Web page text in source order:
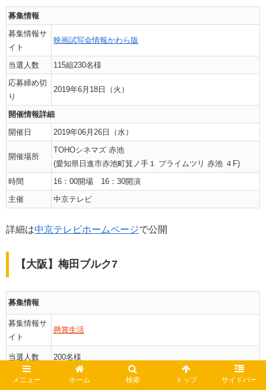
募集情報
募集情報サ
イト
映画試写会情報かわら版
当選人数
115組230名様
応募締め切
り
2019年6月18日（火）
開催情報詳細
開催日
2019年06月26日（水）
開催場所
TOHOシネマズ 赤池
(愛知県日進市赤池町箕ノ手１ プライムツリ 赤池 ４F)
時間
16：00開場 16：30開演
主催
中京テレビ
詳細は中京テレビホームページで公開
【大阪】梅田ブルク7
募集情報
募集情報サ
イト
懸賞生活
当選人数 200名様
応募締め切
情報なし
メニュー ホーム 検索 トップ サイドバー